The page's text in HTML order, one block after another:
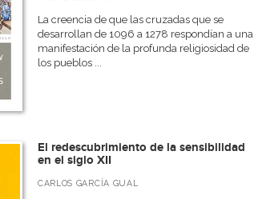
La creencia de que las cruzadas que se
desarrollan de 1096 a 1278 respondían a una
manifestación de la profunda religiosidad de
los pueblos ...
El redescubrimiento de la sensibilidad
en el siglo XII
CARLOS GARCÍA GUAL